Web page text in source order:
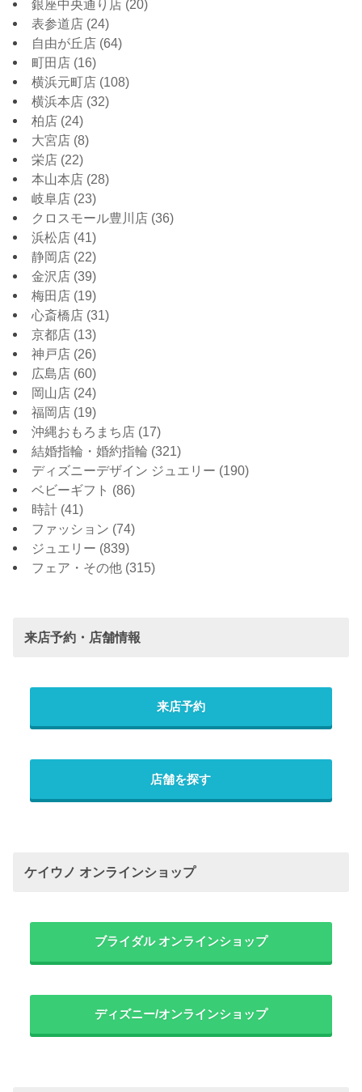
銀座中央通り店 (20)
表参道店 (24)
自由が丘店 (64)
町田店 (16)
横浜元町店 (108)
横浜本店 (32)
柏店 (24)
大宮店 (8)
栄店 (22)
本山本店 (28)
岐阜店 (23)
クロスモール豊川店 (36)
浜松店 (41)
静岡店 (22)
金沢店 (39)
梅田店 (19)
心斎橋店 (31)
京都店 (13)
神戸店 (26)
広島店 (60)
岡山店 (24)
福岡店 (19)
沖縄おもろまち店 (17)
結婚指輪・婚約指輪 (321)
ディズニーデザイン ジュエリー (190)
ベビーギフト (86)
時計 (41)
ファッション (74)
ジュエリー (839)
フェア・その他 (315)
来店予約・店舗情報
来店予約
店舗を探す
ケイウノ オンラインショップ
ブライダル オンラインショップ
ディズニー/オンラインショップ